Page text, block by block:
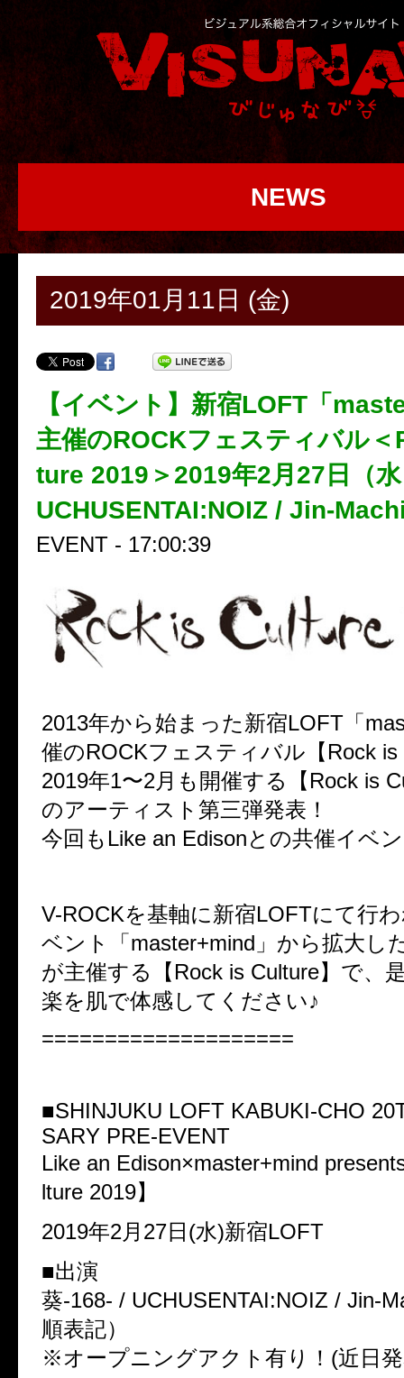
NEWS
2019年01月11日 (金)
【イベント】新宿LOFT「
主催のROCKフェスティバル
ture 2019＞2019年2月27日（
UCHUSENTAI:NOIZ / Jin-
EVENT - 17:00:39
2013年から始まった新宿LOFT「
催のROCKフェスティバル【Rock is
2019年1〜2月も開催する【Rock is
のアーティスト第三弾発表！
今回もLike an Edisonとの共催イベ
V-ROCKを基軸に新宿LOFTにて行
ベント「master+mind」から拡大し
が主催する【Rock is Culture】で、
楽を肌で体感してください♪
====================
■SHINJUKU LOFT KABUKI-CHO
SARY PRE-EVENT
Like an Edison×master+mind
lture 2019】
2019年2月27日(水)新宿LOFT
■出演
葵-168- / UCHUSENTAI:NOIZ / Jin-
順表記）
※オープニングアクト有り！(近日